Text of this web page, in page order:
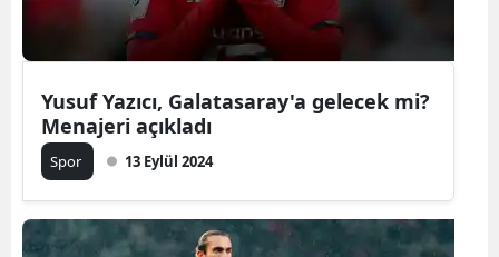
Yusuf Yazıcı, Galatasaray'a gelecek mi?
Menajeri açıkladı
Spor 13 Eylül 2024